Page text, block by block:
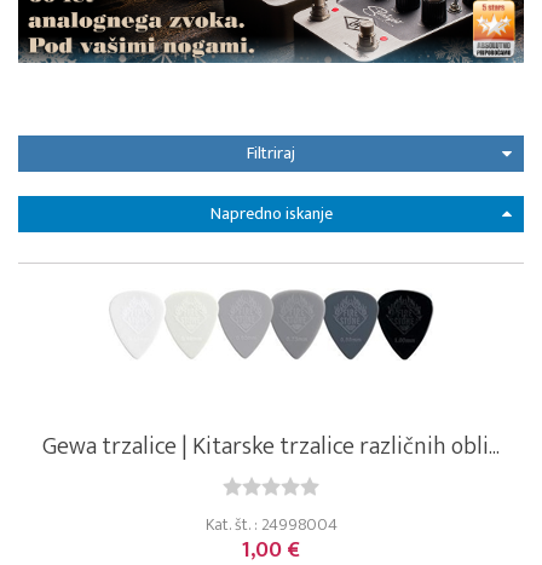
Filtriraj
Napredno iskanje
Gewa trzalice | Kitarske trzalice različnih obli...
Kat. št. : 24998004
1,00 €